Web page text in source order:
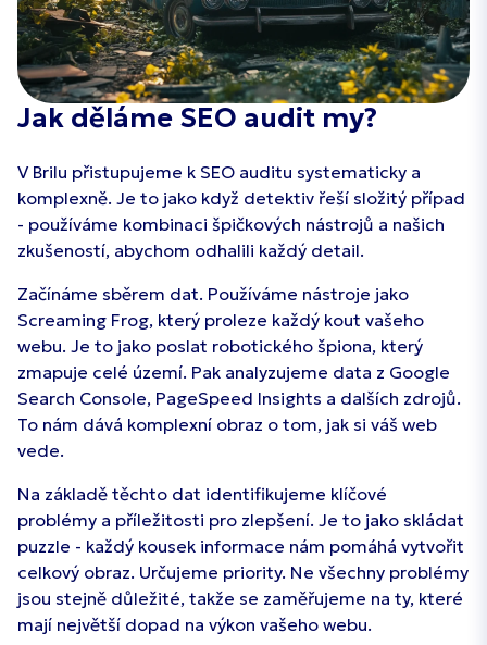
Jak děláme SEO audit my?
V Brilu přistupujeme k SEO auditu systematicky a
komplexně. Je to jako když detektiv řeší složitý případ
- používáme kombinaci špičkových nástrojů a našich
zkušeností, abychom odhalili každý detail.
Začínáme sběrem dat. Používáme nástroje jako
Screaming Frog, který proleze každý kout vašeho
webu. Je to jako poslat robotického špiona, který
zmapuje celé území. Pak analyzujeme data z Google
Search Console, PageSpeed Insights a dalších zdrojů.
To nám dává komplexní obraz o tom, jak si váš web
vede.
Na základě těchto dat identifikujeme klíčové
problémy a příležitosti pro zlepšení. Je to jako skládat
puzzle - každý kousek informace nám pomáhá vytvořit
celkový obraz. Určujeme priority. Ne všechny problémy
jsou stejně důležité, takže se zaměřujeme na ty, které
mají největší dopad na výkon vašeho webu.